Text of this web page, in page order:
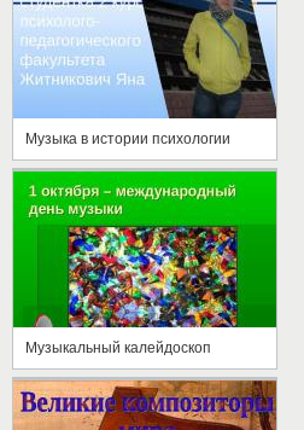
Музыка в истории психологии
Музыкальный калейдоскоп